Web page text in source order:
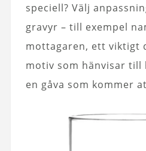
speciell? Välj
gravyr – till exempel
mottagaren, ett viktigt
motiv som hänvisar till
en gåva som kommer